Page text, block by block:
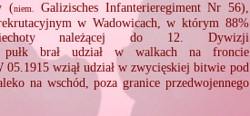
(niem.
Galizisches Infanterieregiment Nr 56),
w Wadowicach, w którym 88%
należącej do 12. Dywizji
brał udział w walkach na froncie
05.1915 wziął udział w zwycięskiej bitwie pod
na wschód, poza granice przedwojennego